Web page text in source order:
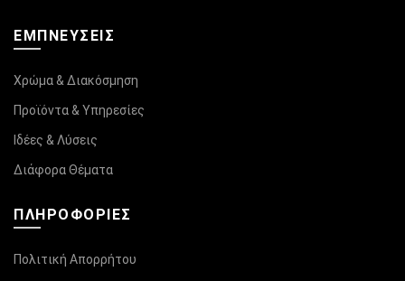
ΕΜΠΝΕΥΣΕΙΣ
Χρώμα & Διακόσμηση
Προϊόντα & Υπηρεσίες
Ιδέες & Λύσεις
Διάφορα Θέματα
ΠΛΗΡΟΦΟΡΊΕΣ
Πολιτική Απορρήτου